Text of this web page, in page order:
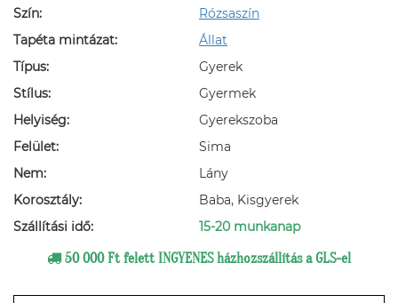
Szín:
Rózsaszín
Tapéta mintázat:
Állat
Típus:
Gyerek
Stílus:
Gyermek
Helyiség:
Gyerekszoba
Felület:
Sima
Nem:
Lány
Korosztály:
Baba, Kisgyerek
Szállítási idő:
15-20 munkanap
50 000 Ft felett INGYENES házhozszállítás a GLS-el